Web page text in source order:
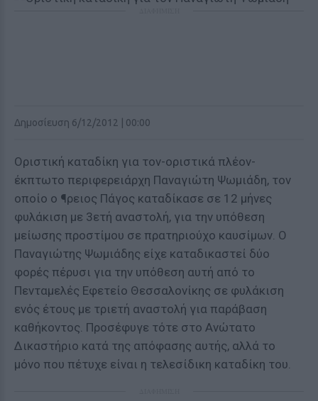
Δημοσίευση 6/12/2012 | 00:00
Οριστική καταδίκη για τον-οριστικά πλέον-
έκπτωτο περιφερειάρχη Παναγιώτη Ψωμιάδη, τον
οποίο ο ¶ρειος Πάγος καταδίκασε σε 12 μήνες
φυλάκιση με 3ετή αναστολή, για την υπόθεση
μείωσης προστίμου σε πρατηριούχο καυσίμων. Ο
Παναγιώτης Ψωμιάδης είχε καταδικαστεί δύο
φορές πέρυσι για την υπόθεση αυτή από το
Πενταμελές Εφετείο Θεσσαλονίκης σε φυλάκιση
ενός έτους με τριετή αναστολή για παράβαση
καθήκοντος. Προσέφυγε τότε στο Ανώτατο
Δικαστήριο κατά της απόφασης αυτής, αλλά το
μόνο που πέτυχε είναι η τελεσίδικη καταδίκη του.